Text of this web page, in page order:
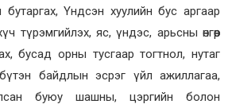
Yндсэн хуулийн бус аргаар
түрэмгийлэх, яс, үндэс, арьсны өнгөөр
бусад орны тусгаар тогтнол, нутаг
байдлын эсрэг үйл ажиллагаа,
буюу шашны, цэргийн болон